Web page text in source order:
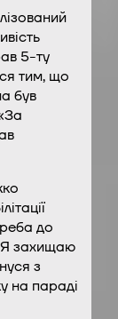
5-ту
тим, що
був
до
захищаю
з
на параді